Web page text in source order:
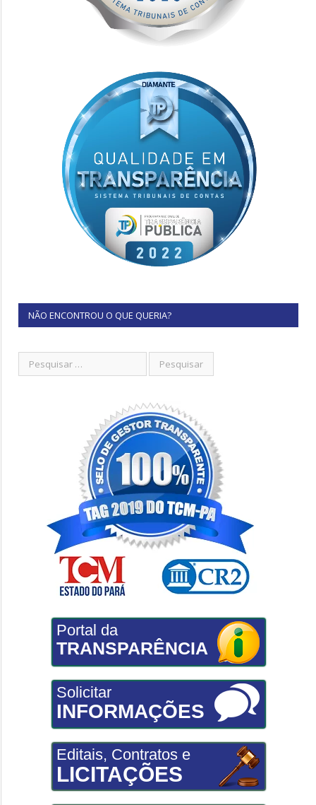
NÃO ENCONTROU O QUE QUERIA?
Portal da
TRANSPARÊNCIA
Solicitar
INFORMAÇÕES
Editais, Contratos e
LICITAÇÕES